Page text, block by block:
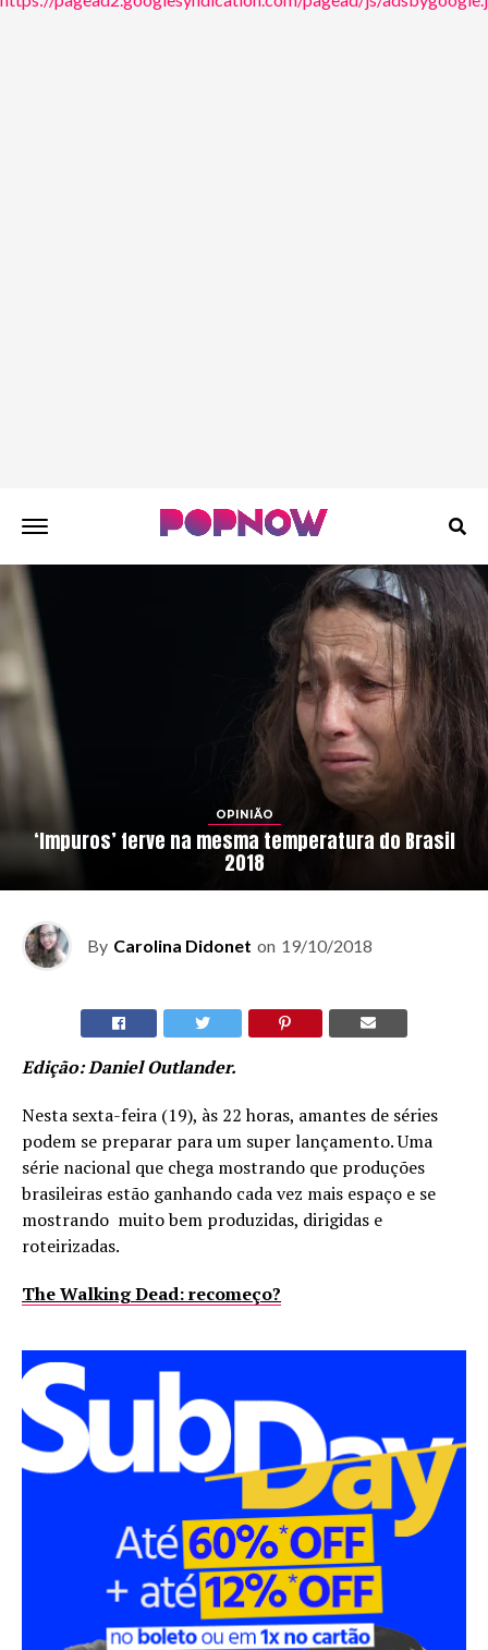
OPINIÃO
‘Impuros’ ferve na mesma temperatura do Brasil
2018
By Carolina Didonet on 19/10/2018
Edição: Daniel Outlander.
Nesta sexta-feira (19), às 22 horas, amantes de séries
podem se preparar para um super lançamento. Uma
série nacional que chega mostrando que produções
brasileiras estão ganhando cada vez mais espaço e se
mostrando muito bem produzidas, dirigidas e
roteirizadas.
The Walking Dead: recomeço?